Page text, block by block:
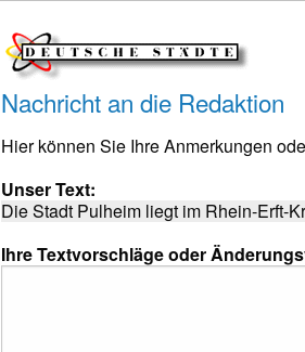
Nachricht an die Redaktion
Hier können Sie Ihre Anmerkungen
Unser Text:
Die Stadt Pulheim liegt im Rhein-Erft-
Ihre Textvorschläge oder